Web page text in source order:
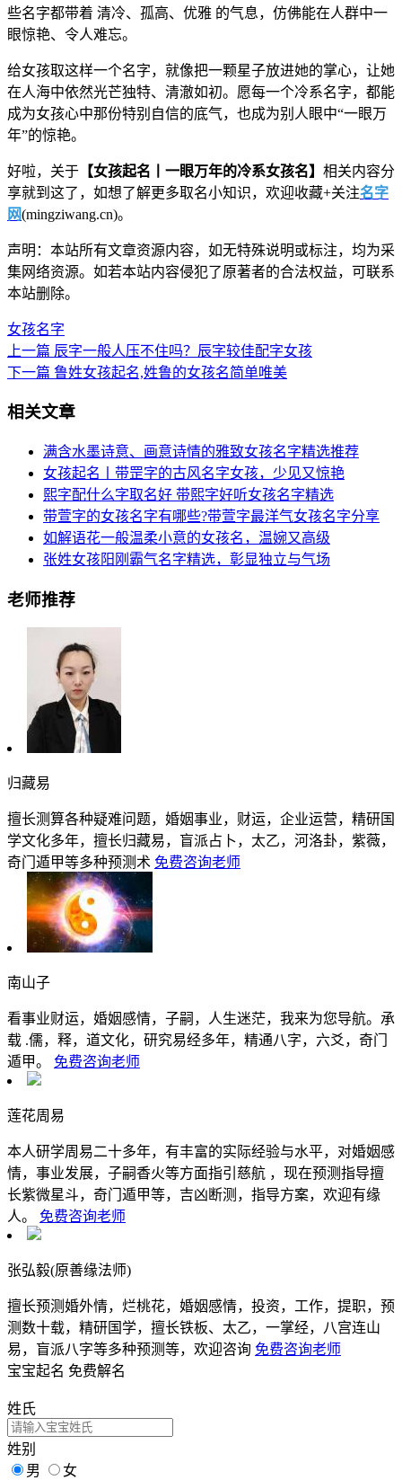
些名字都带着 清冷、孤高、优雅 的气息，仿佛能在人群中一
眼惊艳、令人难忘。
给女孩取这样一个名字，就像把一颗星子放进她的掌心，让她
在人海中依然光芒独特、清澈如初。愿每一个冷系名字，都能
成为女孩心中那份特别自信的底气，也成为别人眼中“一眼万
年”的惊艳。
​好啦，关于 【女孩起名丨一眼万年的冷系女孩名】 相关内容分
享就到这了，如想了解更多取名小知识，欢迎收藏+关注名字
网(mingziwang.cn)。
声明：本站所有文章资源内容，如无特殊说明或标注，均为采
集网络资源。如若本站内容侵犯了原著者的合法权益，可联系
本站删除。
女孩名字
上一篇 辰字一般人压不住吗？辰字较佳配字女孩
下一篇 鲁姓女孩起名,姓鲁的女孩名简单唯美
相关文章
满含水墨诗意、画意诗情的雅致女孩名字精选推荐
女孩起名丨带罡字的古风名字女孩，少见又惊艳
熙字配什么字取名好 带熙字好听女孩名字精选
带萱字的女孩名字有哪些?带萱字最洋气女孩名字分享
如解语花一般温柔小意的女孩名，温婉又高级
张姓女孩阳刚霸气名字精选，彰显独立与气场
老师推荐
归藏易
擅长测算各种疑难问题，婚姻事业，财运，企业运营，精研国
学文化多年，擅长归藏易，盲派占卜，太乙，河洛卦，紫薇，
奇门遁甲等多种预测术 免费咨询老师
南山子
看事业财运，婚姻感情，子嗣，人生迷茫，我来为您导航。承
载 .儒，释，道文化，研究易经多年，精通八字，六爻，奇门
遁甲。
免费咨询老师
莲花周易
本人研学周易二十多年，有丰富的实际经验与水平，对婚姻感
情，事业发展，子嗣香火等方面指引慈航 ，现在预测指导擅
长紫微星斗，奇门遁甲等，吉凶断测，指导方案，欢迎有缘
人。
免费咨询老师
张弘毅(原善缘法师)
擅长预测婚外情，烂桃花，婚姻感情，投资，工作，提职，预
测数十载，精研国学，擅长铁板、太乙，一掌经，八宫连山
易，盲派八字等多种预测等，欢迎咨询 免费咨询老师
宝宝起名 免费解名
姓氏
姓别
男
女